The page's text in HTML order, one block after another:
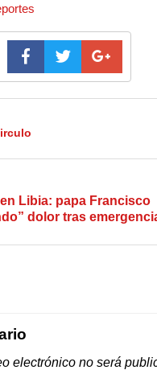
Libia: papa Francisco
dolor tras
electrónico no será